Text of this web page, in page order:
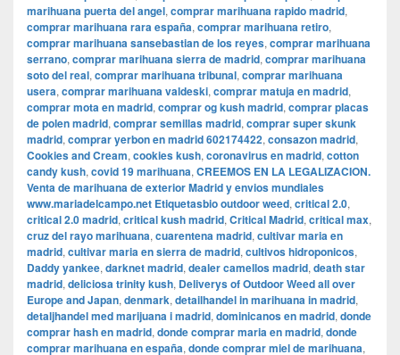
marihuana puerta del angel, comprar marihuana rapido madrid,
comprar marihuana rara españa, comprar marihuana retiro,
comprar marihuana sansebastian de los reyes, comprar marihuana
serrano, comprar marihuana sierra de madrid, comprar marihuana
soto del real, comprar marihuana tribunal, comprar marihuana
usera, comprar marihuana valdeski, comprar matuja en madrid,
comprar mota en madrid, comprar og kush madrid, comprar placas
de polen madrid, comprar semillas madrid, comprar super skunk
madrid, comprar yerbon en madrid 602174422, consazon madrid,
Cookies and Cream, cookies kush, coronavirus en madrid, cotton
candy kush, covid 19 marihuana, CREEMOS EN LA LEGALIZACION.
Venta de marihuana de exterior Madrid y envios mundiales
www.mariadelcampo.net Etiquetasbio outdoor weed, critical 2.0,
critical 2.0 madrid, critical kush madrid, Critical Madrid, critical max,
cruz del rayo marihuana, cuarentena madrid, cultivar maria en
madrid, cultivar maria en sierra de madrid, cultivos hidroponicos,
Daddy yankee, darknet madrid, dealer camellos madrid, death star
madrid, deliciosa trinity kush, Deliverys of Outdoor Weed all over
Europe and Japan, denmark, detailhandel in marihuana in madrid,
detaljhandel med marijuana i madrid, dominicanos en madrid, donde
comprar hash en madrid, donde comprar maria en madrid, donde
comprar marihuana en españa, donde comprar miel de marihuana,